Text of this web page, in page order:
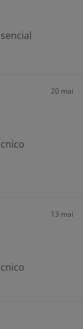
20 mai
13 mai